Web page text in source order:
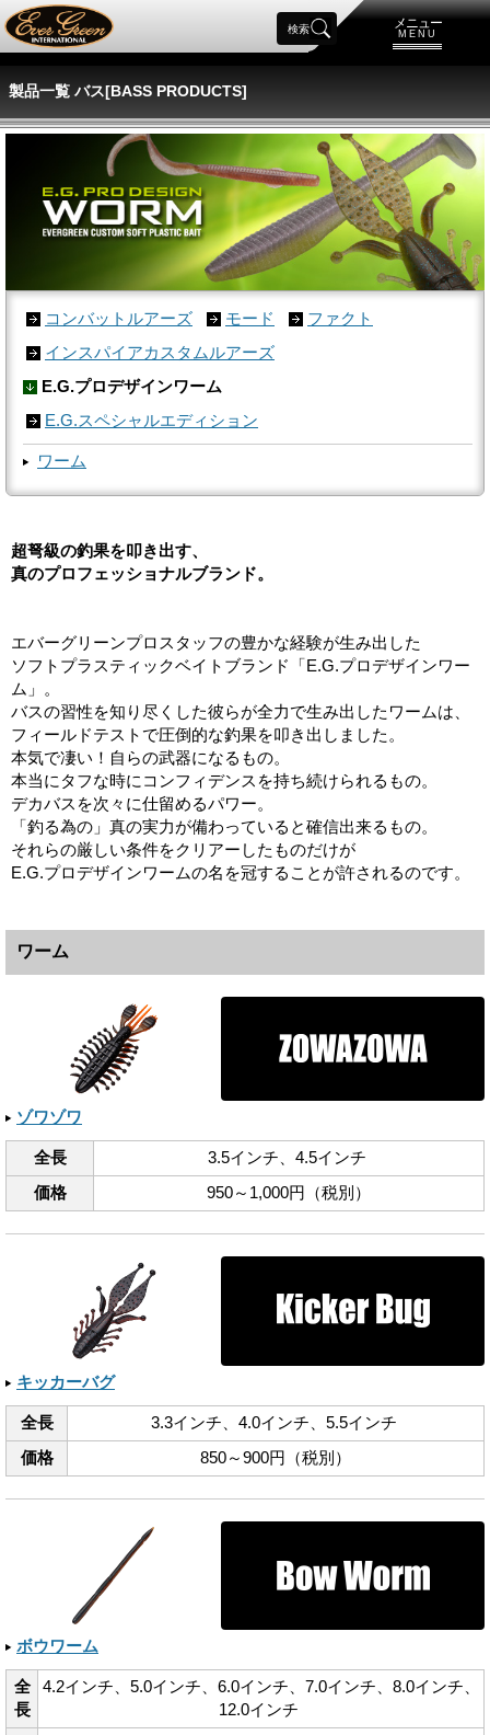
メニュー
MENU
検索
製品一覧 バス[BASS PRODUCTS]
コンバットルアーズ モード
ファクト
インスパイアカスタムルアーズ
E.G.プロデザインワーム
E.G.スペシャルエディション
ワーム
超弩級の釣果を叩き出す、
真のプロフェッショナルブランド。
エバーグリーンプロスタッフの豊かな経験が生み出した
ソフトプラスティックベイトブランド「E.G.プロデザインワー
ム」。
バスの習性を知り尽くした彼らが全力で生み出したワームは、
フィールドテストで圧倒的な釣果を叩き出しました。
本気で凄い！自らの武器になるもの。
本当にタフな時にコンフィデンスを持ち続けられるもの。
デカバスを次々に仕留めるパワー。
「釣る為の」真の実力が備わっていると確信出来るもの。
それらの厳しい条件をクリアーしたものだけが
E.G.プロデザインワームの名を冠することが許されるのです。
ワーム
ゾワゾワ
全長
3.5インチ、​4.5インチ
価格
950～1,000円（税別）
キッカーバグ
全長
3.3インチ、​4.0インチ、​5.5インチ
価格
850～900円（税別）
ボウワーム
全
長
4.2インチ、​5.0インチ、​6.0インチ、​7.0インチ、​8.0インチ、​
12.0インチ